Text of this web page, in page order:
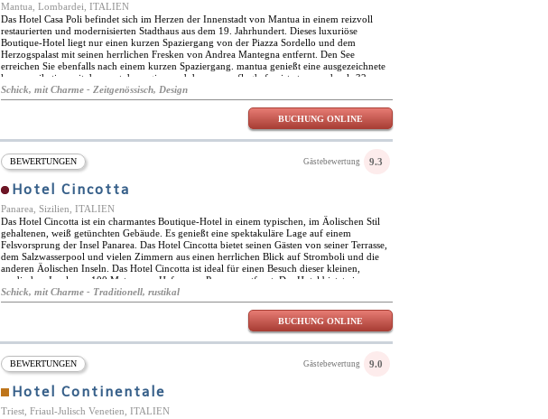
Mantua, Lombardei, ITALIEN
Das Hotel Casa Poli befindet sich im Herzen der Innenstadt von Mantua in einem reizvoll
restaurierten und modernisierten Stadthaus aus dem 19. Jahrhundert. Dieses luxuriöse
Boutique-Hotel liegt nur einen kurzen Spaziergang von der Piazza Sordello und dem
Herzogspalast mit seinen herrlichen Fresken von Andrea Mantegna entfernt. Den See
erreichen Sie ebenfalls nach einem kurzen Spaziergang. mantua genießt eine ausgezeichnete
kommunikation mit dem rest der region und der verona flughafen ist etwas mehr als 32
kilometer entfernt. Das Hotel Casa Poli ist ideal gelegen, um diese wunderschöne Region zu
erkunden. Sehenswürdigkeiten und Attraktionen in der Nähe von Mantua sind der Fluss
Mincio und die charmante Renaissance-Stadt Sabbioneta. Das Hotel befindet sich in der Nähe
des europäischen Eurovelo-Netzwerks (EV7 und EV8), das Teil des Netzes neuer Radwege
ist, die die Gegend um das Po-Tal durchqueren. Das Hotel ist in einem modernen,
angenehmen und lohnenden Aufenthalt. Zu den Gemeinschaftsräumen gehören ein
Leseraum, ein Innenhofgarten und zwei voll ausgestattete Tagungsräume für erfolgreiche
Konferenzen, Präsentationen und Veranstaltungen. Cocktails und Snacks genießen Sie in der
eleganten Loungebar, in der jeden Morgen ein typisch italienisches Frühstück serviert wird.
Schick, mit Charme - Zeitgenössisch, Design
BUCHUNG ONLINE
BEWERTUNGEN Gästebewertung 9.3
Hotel Cincotta
Panarea, Sizilien, ITALIEN
Das Hotel Cincotta ist ein charmantes Boutique-Hotel in einem typischen, im Äolischen Stil
gehaltenen, weiß getünchten Gebäude. Es genießt eine spektakuläre Lage auf einem
Felsvorsprung der Insel Panarea. Das Hotel Cincotta bietet seinen Gästen von seiner Terrasse,
dem Salzwasserpool und vielen Zimmern aus einen herrlichen Blick auf Stromboli und die
anderen Äolischen Inseln. Das Hotel Cincotta ist ideal für einen Besuch dieser kleinen,
modischen Insel, nur 100 Meter vom Hafen von Panarea entfernt. Das Hotel bietet einen
kostenlosen Gepäcktransfer für die Gäste. Die smaragdgrünen Gewässer um diese Vulkaninsel
sind kristallklar und machen das Tauchen zu einer beliebten Aktivität für Besucher. Auf der
Insel gibt es mehrere Tauchschulen und Ausrüstungsverleih. Die 29 komfortablen Zimmer
des Hotel Cincotta sind kühl und luftig mit natürlichen Stoffen und edlen Holzmöbeln
eingerichtet. Die Zimmer sind klimatisiert und verfügen über eine Reihe moderner
Zimmer verfügen über ein eigenes Bad mit kostenlosen Pflegeprodukten und Bademänteln.
Zustellbetten oder Babybetten können auf Anfrage in den Zimmern hinzugefügt werden.
Schick, mit Charme - Traditionell, rustikal
BUCHUNG ONLINE
BEWERTUNGEN Gästebewertung 9.0
Hotel Continentale
Triest, Friaul-Julisch Venetien, ITALIEN